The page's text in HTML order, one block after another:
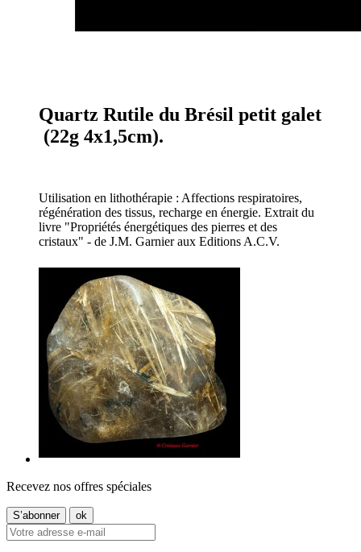
Quartz Rutile du Brésil petit galet
(22g 4x1,5cm).
Utilisation en lithothérapie : Affections respiratoires,
régénération des tissus, recharge en énergie. Extrait du
livre "Propriétés énergétiques des pierres et des
cristaux" - de J.M. Garnier aux Editions A.C.V.
Recevez nos offres spéciales